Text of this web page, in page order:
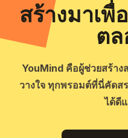
สร้างมาเพื่
ต
YouMind คือผู้ช่วยสร้าง
วางใจ ทุกพรอมต์ที่นี่คัดส
ได้ดี